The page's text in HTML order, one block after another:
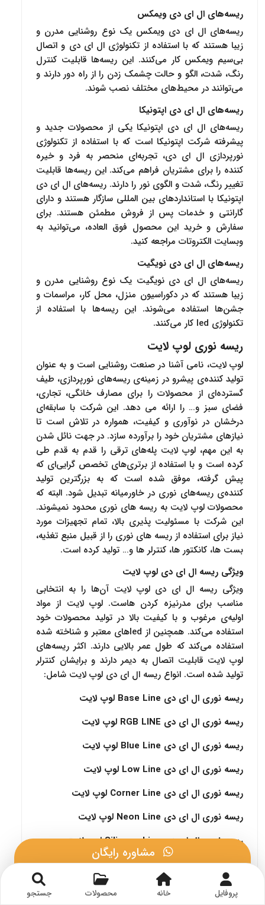
پروفایل خانه محصولات جستجو
مشاوره رایگان
ریسه‌های ال ای دی ویمکس
ریسه‌های ال ای دی ویمکس یک نوع روشنایی مدرن و
زیبا هستند که با استفاده از تکنولوژی ال ای دی و اتصال
بی‌سیم ویمکس کار می‌کنند. این ریسه‌ها قابلیت کنترل
رنگ، شدت، الگو و حالت چشمک زدن را از راه دور دارند و
می‌توانند در محیط‌های مختلف نصب شوند.
ریسه‌های ال ای دی اپتونیکا
ریسه‌های ال ای دی اپتونیکا یکی از محصولات جدید و
پیشرفته شرکت اپتونیکا است که با استفاده از تکنولوژی
نورپردازی ال ای دی، تجربه‌ای منحصر به فرد و خیره
کننده را برای مشتریان فراهم می‌کند. این ریسه‌ها قابلیت
تغییر رنگ، شدت و الگوی نور را دارند. ریسه‌های ال ای دی
اپتونیکا با استانداردهای بین المللی سازگار هستند و دارای
گارانتی و خدمات پس از فروش مطمئن هستند. برای
سفارش و خرید این محصول فوق العاده، می‌توانید به
وبسایت الکتروتات مراجعه کنید.
ریسه‌های ال ای دی نویگیت
ریسه‌های ال ای دی نویگیت یک نوع روشنایی مدرن و
زیبا هستند که در دکوراسیون منزل، محل کار، مراسمات و
جشن‌ها استفاده می‌شوند. این ریسه‌ها با استفاده از
تکنولوژی led کار می‌کنند.
ریسه نوری لوپ لایت
لوپ لایت، نامی آشنا در صنعت روشنایی است و به عنوان
تولید کننده‌ی پیشرو در زمینه‌ی ریسه‌های نورپردازی، طیف
گسترده‌ای از محصولات را برای مصارف خانگی، تجاری،
فضای سبز و… را ارائه می دهد. این شرکت با سابقه‌ای
درخشان در نوآوری و کیفیت، همواره در تلاش است تا
نیازهای مشتریان خود را برآورده سازد. در جهت نائل شدن
به این مهم، لوپ لایت پله‌های ترقی را قدم به قدم طی
کرده است و با استفاده از برتری‌های تخصص گرایی‌ای که
پیش گرفته، موفق شده است که به بزرگترین تولید
کننده‌ی ریسه‌های نوری در خاورمیانه تبدیل شود. البته که
محصولات لوپ لایت به ریسه های نوری محدود نمیشوند.
این شرکت با مسئولیت پذیری بالا، تمام تجهیزات مورد
نیاز برای استفاده از ریسه های نوری را از قبیل منبع تغذیه،
بست ها، کانکتور ها، کنترلر ها و… تولید کرده است.
ویژگی ریسه ال ای دی لوپ لایت
ویژگی ریسه ال ای دی لوپ لایت آن‌ها را به انتخابی
مناسب برای مدرنیزه کردن هاست. لوپ لایت از مواد
اولیه‌ی مرغوب و با کیفیت بالا در تولید محصولات خود
استفاده می‌کند. همچنین از ledهای معتبر و شناخته شده
استفاده می‌کند که طول عمر بالایی دارند. اکثر ریسه‌های
لوپ لایت قابلیت اتصال به دیمر دارند و برایشان کنترلر
تولید شده است. انواع ریسه ال ای دی لوپ لایت شامل:
ریسه نوری ال ای دی Base Line لوپ لایت
ریسه نوری ال ای دی RGB LINE لوپ لایت
ریسه نوری ال ای دی Blue Line لوپ لایت
ریسه نوری ال ای دی Low Line لوپ لایت
ریسه نوری ال ای دی Corner Line لوپ لایت
ریسه نوری ال ای دی Neon Line لوپ لایت
ریسه نوری ال ای دی Silicone Line لوپ لایت
ریسه نوری ال ای دی Green Line لوپ لایت
منبع تغذیه Power Line لوپ لایت
مشاوره در بله